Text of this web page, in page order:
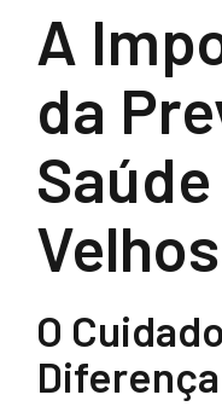
A
da
Velhos
O
Diferença